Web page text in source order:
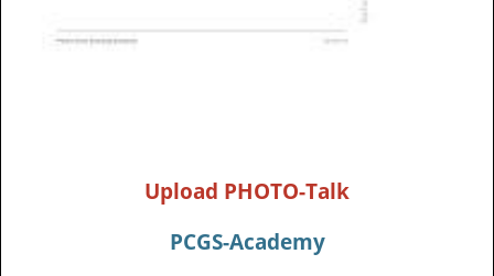
Upload PHOTO-Talk
PCGS-Academy